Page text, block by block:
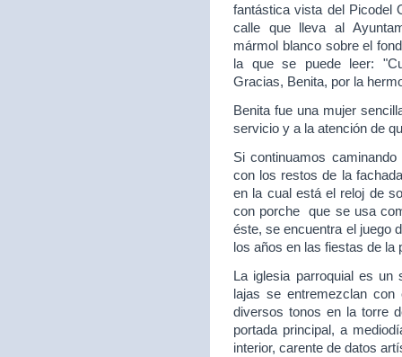
fantástica vista del Picodel
calle que lleva al
mármol blanco sobre el
la que se puede leer:
Gracias, Benita, por la
Benita fue una mujer
servicio y a la atención de
Si continuamos
con los restos de la
en la cual está el reloj de
con porche que se usa
éste, se encuentra el juego
los años en las fiestas de la
La iglesia parroquial es un
lajas se entremezclan
diversos tonos en la torre
portada principal, a
interior, carente de datos